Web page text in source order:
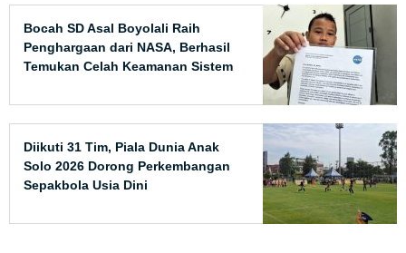
Bocah SD Asal Boyolali Raih
Penghargaan dari NASA, Berhasil
Temukan Celah Keamanan Sistem
Diikuti 31 Tim, Piala Dunia Anak
Solo 2026 Dorong Perkembangan
Sepakbola Usia Dini